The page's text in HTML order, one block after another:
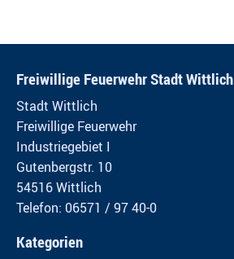
Freiwillige Feuerwehr Stadt Wittlich
Stadt Wittlich
Freiwillige Feuerwehr
Industriegebiet I
Gutenbergstr. 10
54516 Wittlich
Telefon: 06571 / 97 40-0
Kategorien